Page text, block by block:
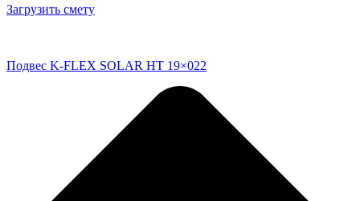
Загрузить смету
Подвес K-FLEX SOLAR HT 19×022